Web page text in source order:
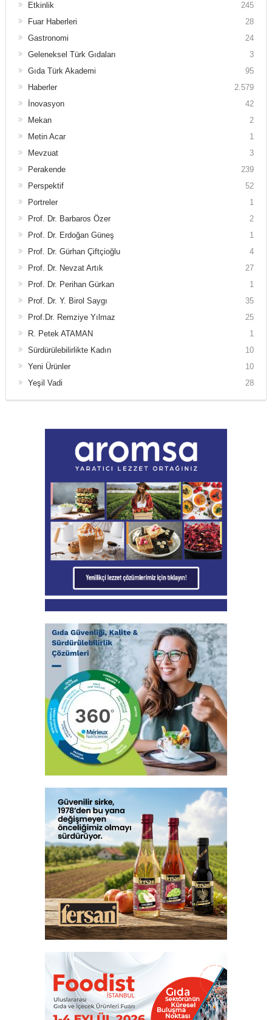
Etkinlik
245
Fuar Haberleri
28
Gastronomi
24
Geleneksel Türk Gıdaları
3
Gıda Türk Akademi
95
Haberler
2.579
İnovasyon
42
Mekan
2
Metin Acar
1
Mevzuat
3
Perakende
239
Perspektif
52
Portreler
1
Prof. Dr. Barbaros Özer
2
Prof. Dr. Erdoğan Güneş
1
Prof. Dr. Gürhan Çiftçioğlu
4
Prof. Dr. Nevzat Artık
27
Prof. Dr. Perihan Gürkan
1
Prof. Dr. Y. Birol Saygı
35
Prof.Dr. Remziye Yılmaz
25
R. Petek ATAMAN
1
Sürdürülebilirlikte Kadın
10
Yeni Ürünler
10
Yeşil Vadi
28